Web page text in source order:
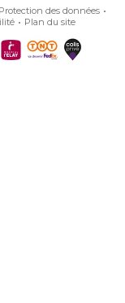
Protection des données
Plan du site